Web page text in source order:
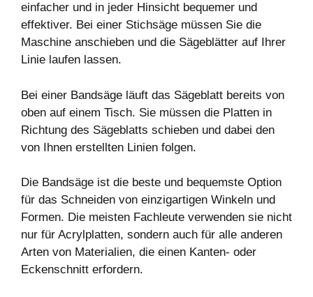
einfacher und in jeder Hinsicht bequemer und
effektiver. Bei einer Stichsäge müssen Sie die
Maschine anschieben und die Sägeblätter auf Ihrer
Linie laufen lassen.
Bei einer Bandsäge läuft das Sägeblatt bereits von
oben auf einem Tisch. Sie müssen die Platten in
Richtung des Sägeblatts schieben und dabei den
von Ihnen erstellten Linien folgen.
Die Bandsäge ist die beste und bequemste Option
für das Schneiden von einzigartigen Winkeln und
Formen. Die meisten Fachleute verwenden sie nicht
nur für Acrylplatten, sondern auch für alle anderen
Arten von Materialien, die einen Kanten- oder
Eckenschnitt erfordern.